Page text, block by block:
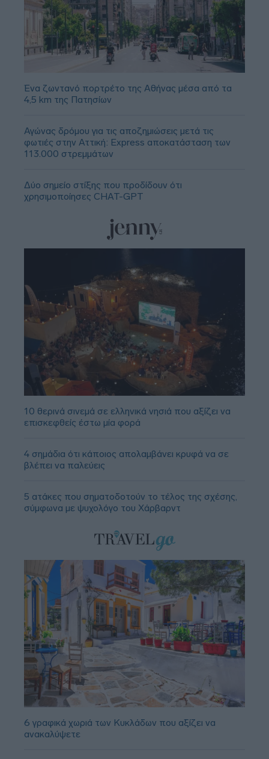
Ένα ζωντανό πορτρέτο της Αθήνας μέσα από τα
4,5 km της Πατησίων
Αγώνας δρόμου για τις αποζημιώσεις μετά τις
φωτιές στην Αττική: Express αποκατάσταση των
113.000 στρεμμάτων
Δύο σημείο στίξης που προδίδουν ότι
χρησιμοποίησες CHAT-GPT
10 θερινά σινεμά σε ελληνικά νησιά που αξίζει να
επισκεφθείς έστω μία φορά
4 σημάδια ότι κάποιος απολαμβάνει κρυφά να σε
βλέπει να παλεύεις
5 ατάκες που σηματοδοτούν το τέλος της σχέσης,
σύμφωνα με ψυχολόγο του Χάρβαρντ
6 γραφικά χωριά των Κυκλάδων που αξίζει να
ανακαλύψετε